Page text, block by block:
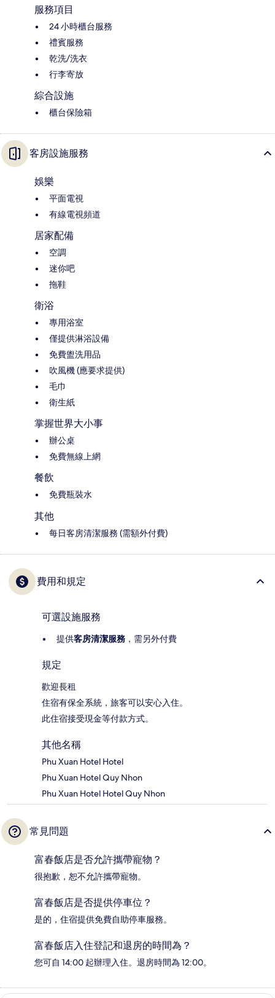
服務項目
24 小時櫃台服務
禮賓服務
乾洗/洗衣
行李寄放
綜合設施
櫃台保險箱
客房設施服務
娛樂
平面電視
有線電視頻道
居家配備
空調
迷你吧
拖鞋
衛浴
專用浴室
僅提供淋浴設備
免費盥洗用品
吹風機 (應要求提供)
毛巾
衛生紙
掌握世界大小事
辦公桌
免費無線上網
餐飲
免費瓶裝水
其他
每日客房清潔服務 (需額外付費)
費用和規定
可選設施服務
提供客房清潔服務 ，需另外付費
規定
歡迎長租
住宿有保全系統，旅客可以安心入住。
此住宿接受現金等付款方式。
其他名稱
Phu Xuan Hotel Hotel
Phu Xuan Hotel Quy Nhon
Phu Xuan Hotel Hotel Quy Nhon
常見問題
富春飯店是否允許攜帶寵物？
很抱歉，恕不允許攜帶寵物。
富春飯店是否提供停車位？
是的，住宿提供免費自助停車服務。
富春飯店入住登記和退房的時間為？
您可自 14:00 起辦理入住。退房時間為 12:00。